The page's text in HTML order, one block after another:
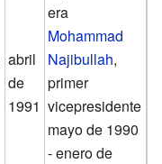
abril
de
1991
era
Mohammad
Najibullah,
primer
vicepresidente
mayo de 1990
- enero de